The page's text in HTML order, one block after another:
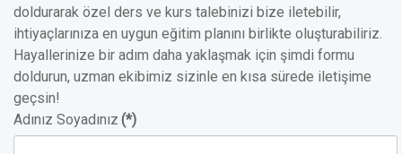
doldurarak özel ders ve kurs talebinizi bize iletebilir,
ihtiyaçlarınıza en uygun eğitim planını birlikte oluşturabiliriz.
Hayallerinize bir adım daha yaklaşmak için şimdi formu
doldurun, uzman ekibimiz sizinle en kısa sürede iletişime
geçsin!
Adınız Soyadınız (*)